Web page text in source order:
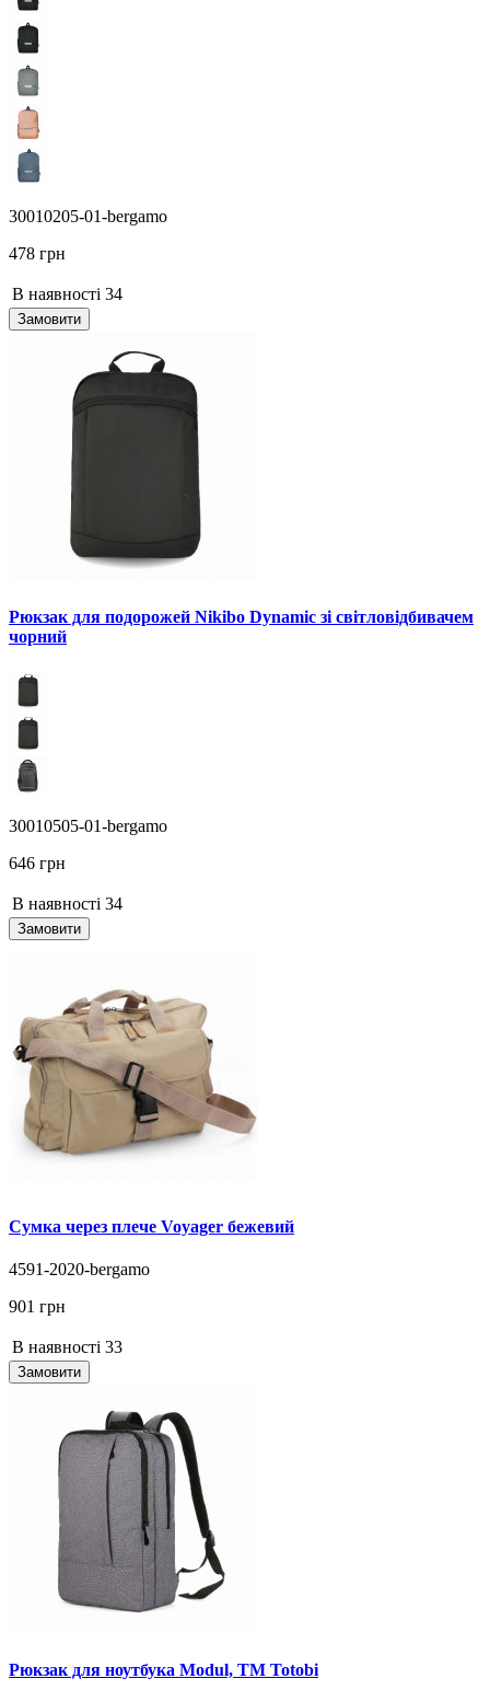
30010205-01-bergamo
478 грн
В наявності 34
Замовити
Рюкзак для подорожей Nikibo Dynamic зі світловідбивачем
чорний
30010505-01-bergamo
646 грн
В наявності 34
Замовити
Сумка через плече Voyager бежевий
4591-2020-bergamo
901 грн
В наявності 33
Замовити
Рюкзак для ноутбука Modul, ТМ Totobi